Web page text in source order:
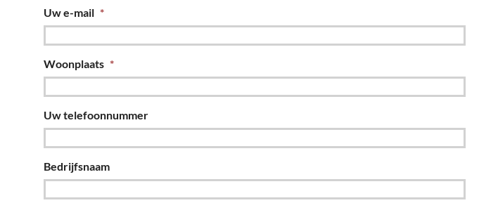
Uw e-mail *
Woonplaats *
Uw telefoonnummer
Bedrijfsnaam